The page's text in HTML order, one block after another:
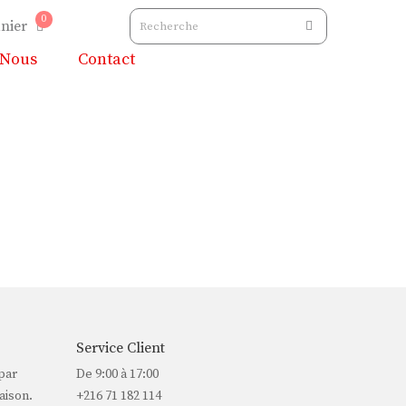
0
Contact
Service Client
De 9:00 à 17:00
+216 71 182 114